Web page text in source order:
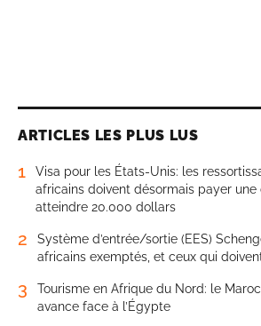
ARTICLES LES PLUS LUS
1
Visa pour les États-Unis: les
africains doivent désormais payer une
atteindre 20.000 dollars
2
Système d’entrée/sortie (EES)
africains exemptés, et ceux qui
3
Tourisme en Afrique du Nord: le
avance face à l’Égypte